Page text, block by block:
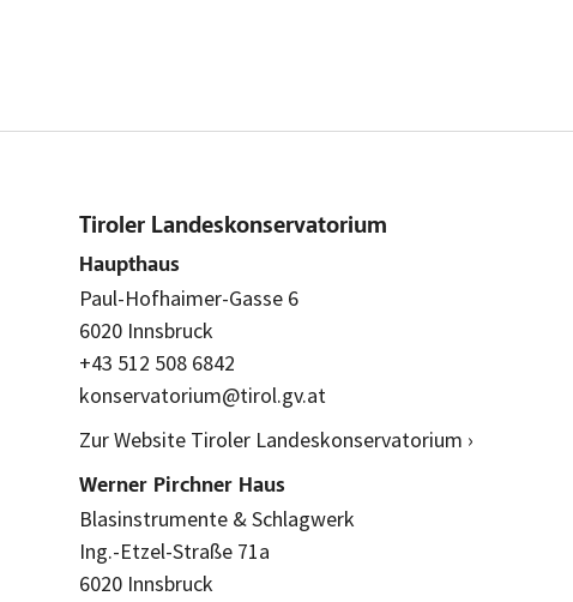
Tiroler Landeskonservatorium
Haupthaus
Paul-Hofhaimer-Gasse 6
6020 Innsbruck
+43 512 508 6842
konservatorium@tirol.gv.at
Zur Website Tiroler Landeskonservatorium ›
Werner Pirchner Haus
Blasinstrumente & Schlagwerk
Ing.-Etzel-Straße 71a
6020 Innsbruck